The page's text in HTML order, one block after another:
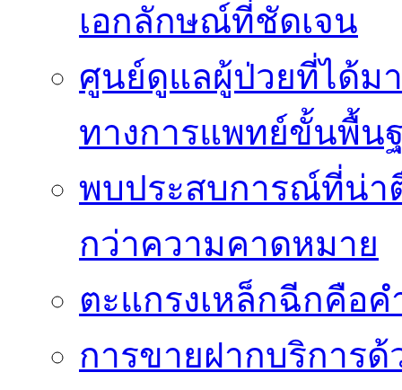
เอกลักษณ์ที่ชัดเจน
ศูนย์ดูแลผู้ป่วยที่ได้ม
ทางการแพทย์ขั้นพื้น
พบประสบการณ์ที่น่าตื่
กว่าความคาดหมาย
ตะแกรงเหล็กฉีกคือ
การขายฝากบริการ